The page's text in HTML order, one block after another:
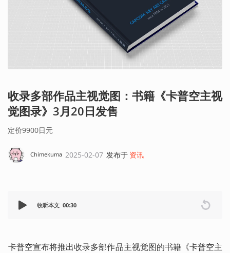
收录多部作品主视觉图：书籍《卡普空主视
觉图录》3月20日发售
定价9900日元
Chimekuma 2025-02-07 发布于 资讯
收听本文 00:30
卡普空宣布将推出收录多部作品主视觉图的书籍《卡普空主